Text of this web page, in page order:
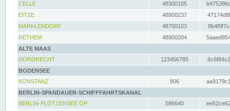
CELLE
48300105
EITZE
48900237
MARKLENDORF
48700103
RETHEM
48900204
ALTE MAAS
DORDRECHT
123456785
BODENSEE
KONSTANZ
906
BERLIN-SPANDAUER-SCHIFFFAHRTSKANAL
BERLIN-PLÖTZENSEE OP
586640